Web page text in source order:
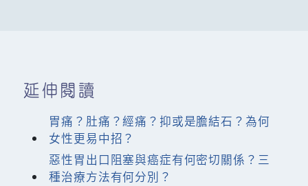
延伸閱讀
胃痛？肚痛？經痛？抑或是膽結石？為何
女性更易中招？
惡性胃出口阻塞與癌症有何密切關係？三
種治療方法有何分別？